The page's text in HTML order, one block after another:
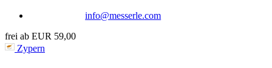
info@messerle.com
frei ab EUR 59,00
Zypern